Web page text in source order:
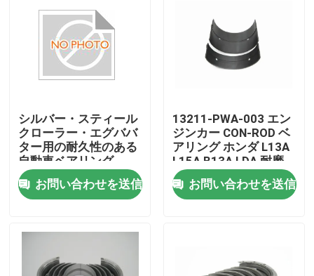
シルバー・スティール
クローラー・エグババ
ター用の耐久性のある
自動車ベアリング
お問い合わせを送信
13211-PWA-003 エン
ジンカー CON-ROD ベ
アリング ホンダ L13A
L15A B13A LDA 耐磨
お問い合わせを送信